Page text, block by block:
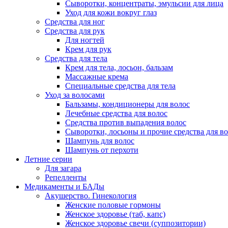
Сыворотки, концентраты, эмульсии для лица
Уход для кожи вокруг глаз
Средства для ног
Средства для рук
Для ногтей
Крем для рук
Средства для тела
Крем для тела, лосьон, бальзам
Массажные крема
Специальные средства для тела
Уход за волосами
Бальзамы, кондиционеры для волос
Лечебные средства для волос
Средства против выпадения волос
Сыворотки, лосьоны и прочие средства для
Шампунь для волос
Шампунь от перхоти
Летние серии
Для загара
Репелленты
Медикаменты и БАДы
Акушерство. Гинекология
Женские половые гормоны
Женское здоровье (таб, капс)
Женское здоровье свечи (суппозитории)